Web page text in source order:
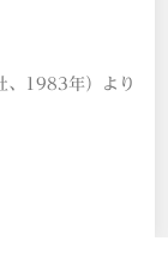
、1983年）より